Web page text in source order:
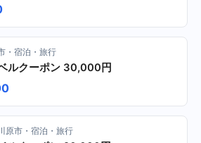
・宿泊・旅行
ルクーポン 30,000円
原市・宿泊・旅行